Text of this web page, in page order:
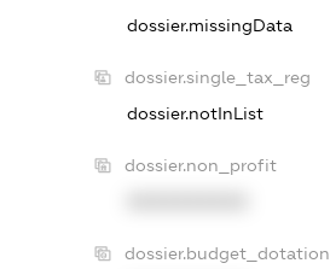
dossier.missingData
dossier.single_tax_reg
dossier.notInList
dossier.non_profit
dossier.budget_dotation